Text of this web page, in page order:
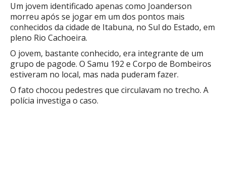
Um jovem identificado apenas como Joanderson
morreu após se jogar em um dos pontos mais
conhecidos da cidade de Itabuna, no Sul do Estado, em
pleno Rio Cachoeira.
O jovem, bastante conhecido, era integrante de um
grupo de pagode. O Samu 192 e Corpo de Bombeiros
estiveram no local, mas nada puderam fazer.
O fato chocou pedestres que circulavam no trecho. A
polícia investiga o caso.